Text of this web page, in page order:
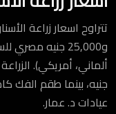
و25,000 جنيه
عيادات د. عمار.